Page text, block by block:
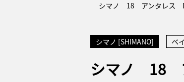
シマノ 18 アンタレス
シマノ [SHIMANO] ベ
シマノ 18